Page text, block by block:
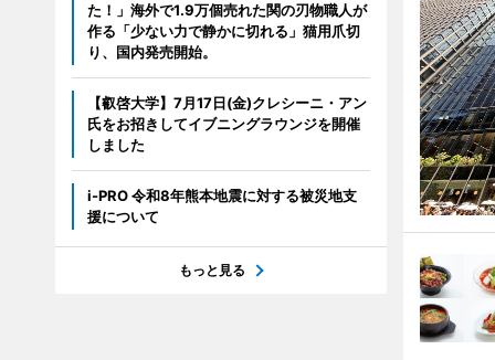
た！」海外で1.9万個売れた関の刃物職人が
作る「少ない力で静かに切れる」猫用爪切
り、国内発売開始。
【叡啓大学】7月17日(金)クレシーニ・アン
氏をお招きしてイブニングラウンジを開催
しました
i-PRO 令和8年熊本地震に対する被災地支
援について
もっと見る